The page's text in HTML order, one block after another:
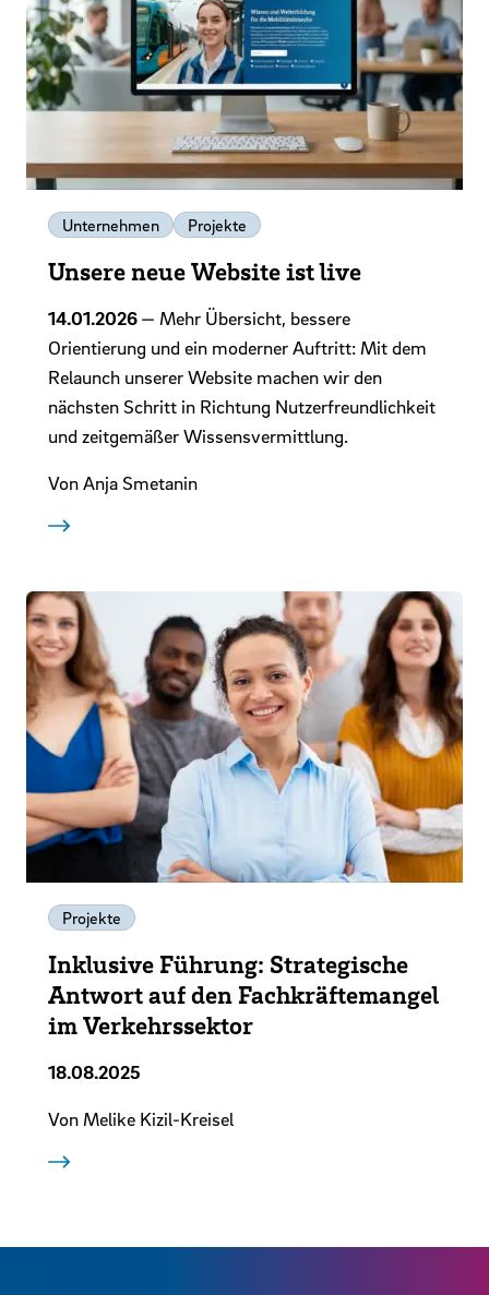
Unternehmen Projekte
Unsere neue Website ist live
14.01.2026— Mehr Übersicht, bessere
Orientierung und ein moderner Auftritt: Mit dem
Relaunch unserer Website machen wir den
nächsten Schritt in Richtung Nutzerfreundlichkeit
und zeitgemäßer Wissensvermittlung.
Von Anja Smetanin
Projekte
Inklusive Führung: Strategische
Antwort auf den Fachkräftemangel
im Verkehrssektor
18.08.2025
Von Melike Kizil-Kreisel